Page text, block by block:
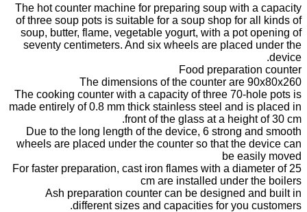
The hot counter machine for preparing soup with a capacity
of three soup pots is suitable for a soup shop for all kinds of
soup, butter, flame, vegetable yogurt, with a pot opening of
seventy centimeters. And six wheels are placed under the
device.
Food preparation counter
The dimensions of the counter are 90x80x260
The cooking counter with a capacity of three 70-hole pots is
made entirely of 0.8 mm thick stainless steel and is placed in
front of the glass at a height of 30 cm.
Due to the long length of the device, 6 strong and smooth
wheels are placed under the counter so that the device can
be easily moved
For faster preparation, cast iron flames with a diameter of 25
cm are installed under the boilers
Ash preparation counter can be designed and built in
different sizes and capacities for you customers.